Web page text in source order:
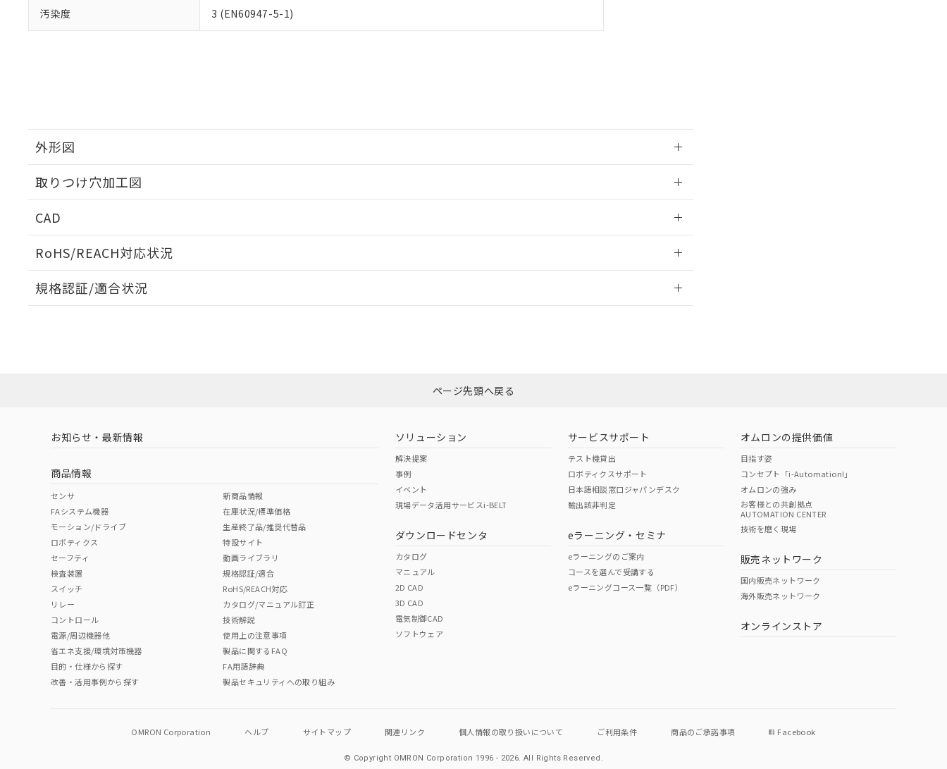
汚染度 3 (EN60947-5-1)
外形図
取りつけ穴加工図
CAD
RoHS/REACH対応状況
EU RoHS 注意事項・凡例
ダウンロードはこちら
中国 RoHS 注意事項・凡例
中国 RoHS表
Pb Hg Cr(VI)
O O
"対応済み"や非含有の記載がされた商品であっても、流通在庫等で未対応品が混在する可能性があります。
非含有品が必要な際は、弊社営業部門もしくは販売店へお問い合わせください。
規格認証/適合状況
ページ先頭へ戻る
お知らせ・最新情報
商品情報
センサ
FAシステム機器
モーション/ドライブ
ロボティクス
セーフティ
検査装置
スイッチ
リレー
コントロール
電源/周辺機器他
省エネ支援/環境対策機器
目的・仕様から探す
改善・活用事例から探す
新商品情報
在庫状況/標準価格
生産終了品/推奨代替品
特設サイト
動画ライブラリ
規格認証/適合
RoHS/REACH対応
カタログ/マニュアル訂正
技術解説
使用上の注意事項
製品に関するFAQ
FA用語辞典
製品セキュリティへの取り組み
ソリューション
解決提案
事例
イベント
現場データ活用サービスi-BELT
ダウンロードセンタ
カタログ
マニュアル
2D CAD
3D CAD
電気制御CAD
ソフトウェア
サービスサポート
テスト機貸出
ロボティクスサポート
日本語相談窓口ジャパンデスク
輸出該非判定
eラーニング・セミナ
eラーニングのご案内
コースを選んで受講する
eラーニングコース一覧（PDF）
オムロンの提供価値
目指す姿
コンセプト「i-Automation!」
オムロンの強み
お客様との共創拠点
AUTOMATION CENTER
技術を磨く現場
販売ネットワーク
国内販売ネットワーク
海外販売ネットワーク
オンラインストア
OMRON Corporation ヘルプ サイトマップ 関連リンク 個人情報の取り扱いについて ご利用条件 商品のご承諾事項 Facebook
© Copyright OMRON Corporation 1996 - 2026.All Rights Reserved.